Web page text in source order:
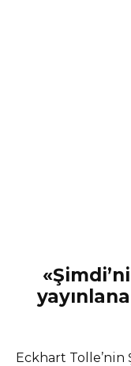
Eckhart Tolle’nin